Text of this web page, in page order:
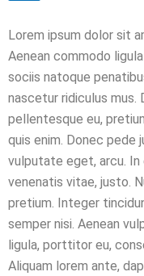
Lorem ipsum dolor sit
Aenean commodo
sociis natoque
nascetur ridiculus mus.
pellentesque eu,
quis enim. Donec pede
vulputate eget, arcu. In
venenatis vitae, justo.
pretium. Integer
semper nisi. Aenean
ligula, porttitor eu,
Aliquam lorem ante,